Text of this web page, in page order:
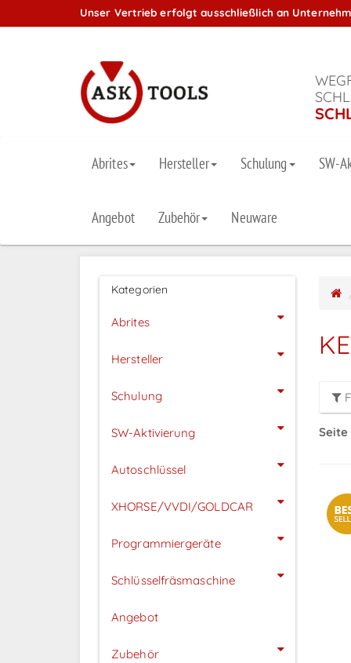
Unser Vertrieb erfolgt ausschließlich an
Abrites Hersteller Schulung SW-
Angebot Zubehör Neuware
Seite
Kategorien
Abrites
Hersteller
Schulung
SW-Aktivierung
Autoschlüssel
XHORSE/VVDI/GOLDCAR
Programmiergeräte
Schlüsselfräsmaschine
Angebot
Zubehör